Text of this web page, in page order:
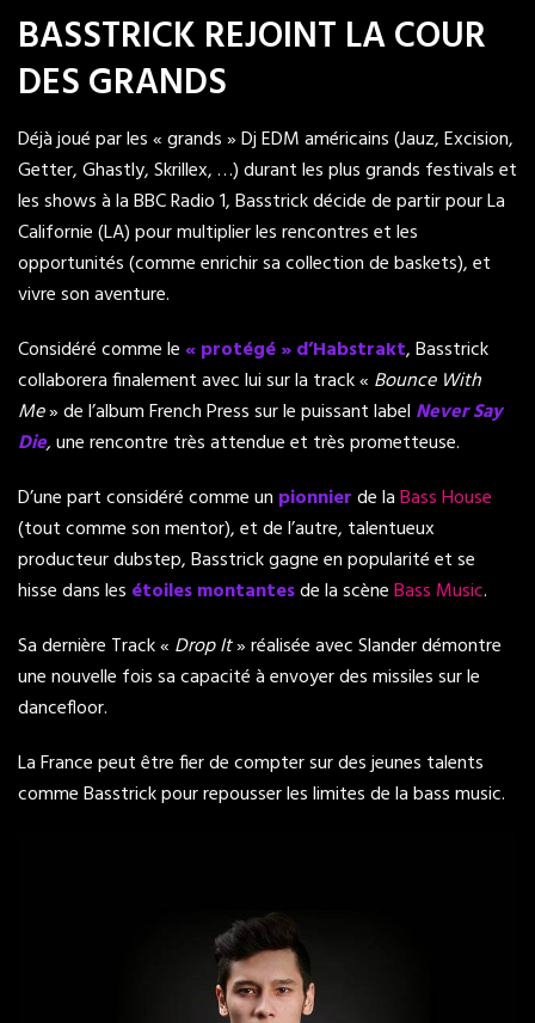
BASSTRICK REJOINT LA COUR
DES GRANDS
Déjà joué par les « grands » Dj EDM américains (Jauz, Excision,
Getter, Ghastly, Skrillex, …) durant les plus grands festivals et
les shows à la BBC Radio 1, Basstrick décide de partir pour La
Californie (LA) pour multiplier les rencontres et les
opportunités (comme enrichir sa collection de baskets), et
vivre son aventure.
Considéré comme le« protégé » d’Habstrakt, Basstrick
collaborera finalement avec lui sur la track « Bounce With
Me» de l’album French Press sur le puissant label Never Say
Die,une rencontre très attendue et très prometteuse.
D’une part considéré comme un pionnierde laBass House
(tout comme son mentor), et de l’autre, talentueux
producteur dubstep, Basstrick gagne en popularité et se
hisse dans les étoiles montantesde la scèneBass Music.
Sa dernière Track « Drop It» réalisée avec Slander démontre
une nouvelle fois sa capacité à envoyer des missiles sur le
dancefloor.
La France peut être fier de compter sur des jeunes talents
comme Basstrick pour repousser les limites de la bass music.